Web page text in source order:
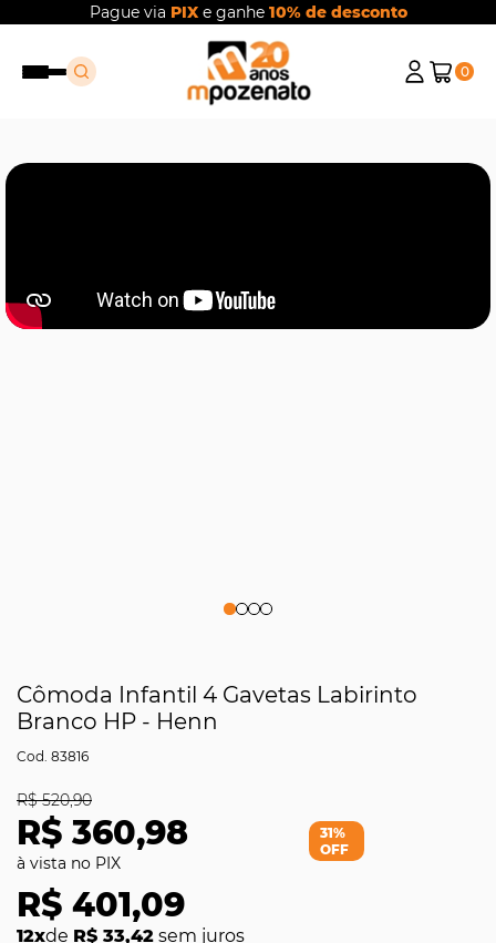
Pague via PIXe ganhe 10% de desconto
0
Cômoda Infantil 4 Gavetas Labirinto
Branco HP - Henn
83816
R$ 360,98
R$ 520,90
R$ 401,09
12xde R$ 33,42 sem juros
31%
OFF